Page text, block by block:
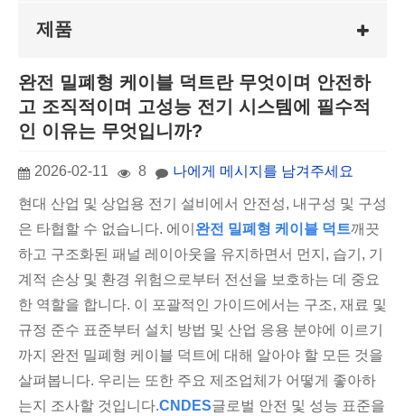
제품
완전 밀폐형 케이블 덕트란 무엇이며 안전하
고 조직적이며 고성능 전기 시스템에 필수적
인 이유는 무엇입니까?
2026-02-11 8 나에게 메시지를 남겨주세요
현대 산업 및 상업용 전기 설비에서 안전성, 내구성 및 구성
은 타협할 수 없습니다. 에이 완전 밀폐형 케이블 덕트깨끗
하고 구조화된 패널 레이아웃을 유지하면서 먼지, 습기, 기
계적 손상 및 환경 위험으로부터 전선을 보호하는 데 중요
한 역할을 합니다. 이 포괄적인 가이드에서는 구조, 재료 및
규정 준수 표준부터 설치 방법 및 산업 응용 분야에 이르기
까지 완전 밀폐형 케이블 덕트에 대해 알아야 할 모든 것을
살펴봅니다. 우리는 또한 주요 제조업체가 어떻게 좋아하
는지 조사할 것입니다.CNDES글로벌 안전 및 성능 표준을